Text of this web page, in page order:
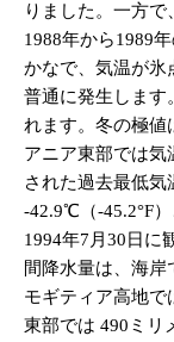
りました。一方で
1988年から1989
かなで、気温が
普通に発生します
れます。冬の極値
アニア東部では気
された過去最低気
-42.9℃（-45.2°F
1994年7月30日に
間降水量は、海岸
モギティア高地で
東部では 490ミリ